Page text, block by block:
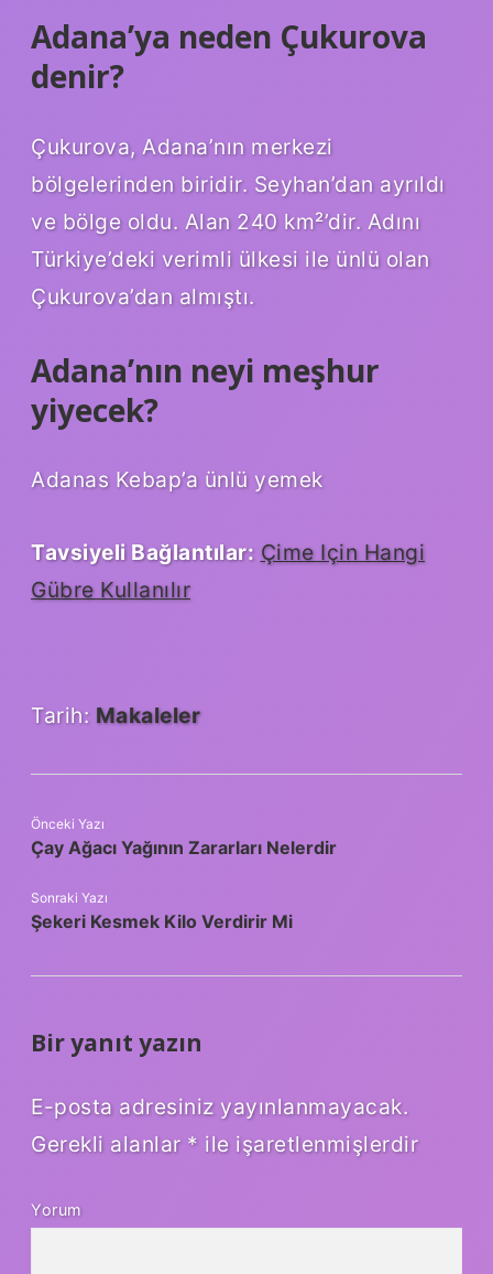
Adana’ya neden Çukurova
denir?
Çukurova, Adana’nın merkezi
bölgelerinden biridir. Seyhan’dan ayrıldı
ve bölge oldu. Alan 240 km²’dir. Adını
Türkiye’deki verimli ülkesi ile ünlü olan
Çukurova’dan almıştı.
Adana’nın neyi meşhur
yiyecek?
Adanas Kebap’a ünlü yemek
Tavsiyeli Bağlantılar: Çime Için Hangi
Gübre Kullanılır
Tarih: Makaleler
Önceki Yazı
Çay Ağacı Yağının Zararları Nelerdir
Sonraki Yazı
Şekeri Kesmek Kilo Verdirir Mi
Bir yanıt yazın
E-posta adresiniz yayınlanmayacak.
Gerekli alanlar * ile işaretlenmişlerdir
Yorum